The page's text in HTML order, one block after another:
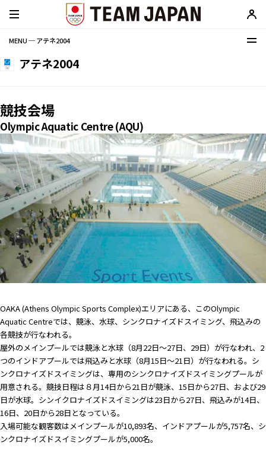
MENU ─ アテネ2004
アテネ2004
競技会場
Olympic Aquatic Centre (AQU)
OAKA (Athens Olympic Sports Complex)エリアにある、このOlympic
Aquatic Centreでは、 競泳、 水球、 シンクロナイズドスイミング、 飛込みの
各競技が行なわれる。
屋外のメインプールでは競泳と水球（8月22日〜27日、29日）が行なわれ、2
つのインドアプールでは飛込みと水球（8月15日〜21日）が行なわれる。シ
ンクロナイズドスイミングは、専用のシンクロナイズドスイミングプールが
用意される。競技日程は８月14日から21日が競泳、15日から27日、および29
日が水球。シンイクロナイズドスイミングは23日から27日、飛込みが14日、
16日、20日から28日となっている。
入場可能な観客数はメインプールが10,893名、インドアプールが5,757名、シ
ンクロナイズドスイミングプールが5,000名。